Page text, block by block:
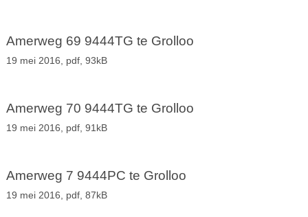
Amerweg 69 9444TG te Grolloo
19 mei 2016, pdf, 93kB
Amerweg 70 9444TG te Grolloo
19 mei 2016, pdf, 91kB
Amerweg 7 9444PC te Grolloo
19 mei 2016, pdf, 87kB